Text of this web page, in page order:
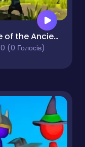
Axe of the Ancients Dwarven Fury
0 (0 Голосів)